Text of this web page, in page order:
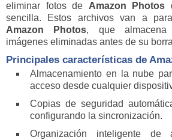
eliminar fotos de Amazon Photos
sencilla. Estos archivos van a
Amazon Photos, que almacena
imágenes eliminadas antes de su
Principales características de
Almacenamiento en la nube
acceso desde cualquier
Copias de seguridad
configurando la sincronización.
Organización inteligente de